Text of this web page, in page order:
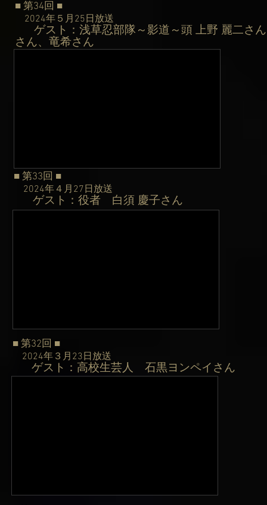
■ 第34回 ■
2024年５月25日 放送
ゲスト：浅草忍部隊～影道～頭 上野 麗二さ
さん、竜希さん
■ 第33回 ■
2024年４月27日 放送
ゲスト：役者 白須 慶子さん
■ 第32回 ■
2024年３月23日 放送
ゲスト：高校生芸人 石黒ヨンペイさん